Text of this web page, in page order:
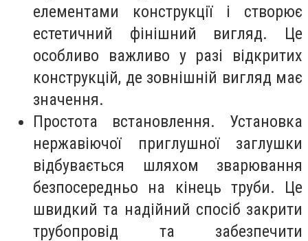
елементами конструкції і створює
естетичний фінішний вигляд. Це
особливо важливо у разі відкритих
конструкцій, де зовнішній вигляд має
значення.
Простота встановлення. Установка
нержавіючої приглушної заглушки
відбувається шляхом зварювання
безпосередньо на кінець труби. Це
швидкий та надійний спосіб закрити
трубопровід та забезпечити